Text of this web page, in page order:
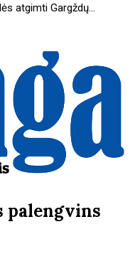
atgimti Gargždų…
palengvins